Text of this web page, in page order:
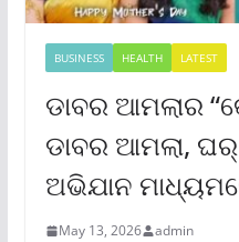
BUSINESS HEALTH LATEST
ଡାବର ଆମଲାର
ଡାବର ଆମଲା, ଘର୍
ଅଭିଯାନ
May 13, 2026 admin